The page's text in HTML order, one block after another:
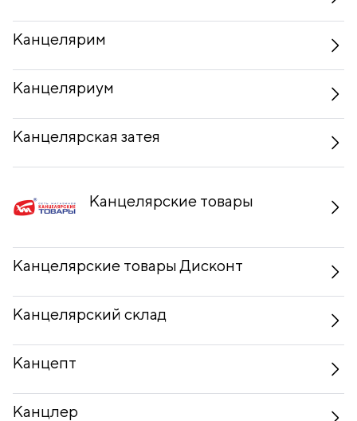
Канцелярим
Канцеляриум
Канцелярская затея
Канцелярские товары
Канцелярские товары Дисконт
Канцелярский склад
Канцепт
Канцлер